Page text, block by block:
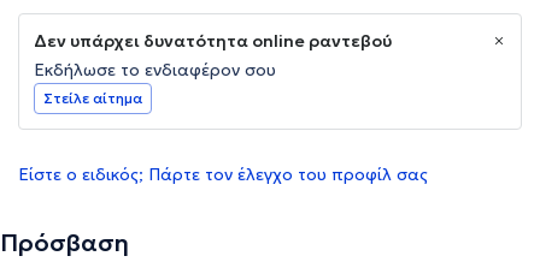
Δεν υπάρχει δυνατότητα online ραντεβού
Εκδήλωσε το ενδιαφέρον σου
Στείλε αίτημα
Είστε ο ειδικός; Πάρτε τον έλεγχο του προφίλ σας
Πρόσβαση